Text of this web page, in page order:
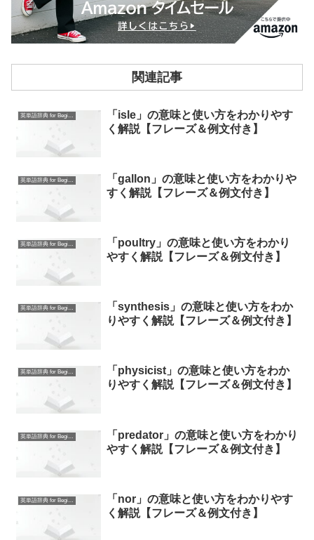
関連記事
英単語辞典 for Beginners
「isle」の意味と使い方をわかりやす
く解説【フレーズ＆例文付き】
英単語辞典 for Beginners
「gallon」の意味と使い方をわかりや
すく解説【フレーズ＆例文付き】
英単語辞典 for Beginners
「poultry」の意味と使い方をわかり
やすく解説【フレーズ＆例文付き】
英単語辞典 for Beginners
「synthesis」の意味と使い方をわか
りやすく解説【フレーズ＆例文付き】
英単語辞典 for Beginners
「physicist」の意味と使い方をわか
りやすく解説【フレーズ＆例文付き】
英単語辞典 for Beginners
「predator」の意味と使い方をわかり
やすく解説【フレーズ＆例文付き】
英単語辞典 for Beginners
「nor」の意味と使い方をわかりやす
く解説【フレーズ＆例文付き】